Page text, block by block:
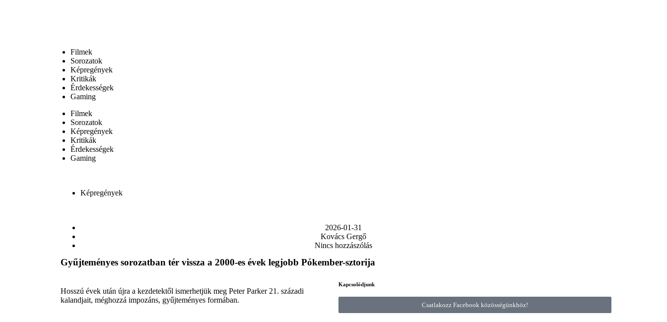
Filmek
Sorozatok
Képregények
Kritikák
Érdekességek
Gaming
Filmek
Sorozatok
Képregények
Kritikák
Érdekességek
Gaming
Képregények
2026-01-31
Kovács Gergő
Nincs hozzászólás
Gyűjteményes sorozatban tér vissza a 2000-es évek legjobb Pókember-sztorija
Hosszú évek után újra a kezdetektől ismerhetjük meg Peter Parker 21. századi
kalandjait, méghozzá impozáns, gyűjteményes formában.
Kapcsolódjunk
Csatlakozz Facebook közösségünkhöz!